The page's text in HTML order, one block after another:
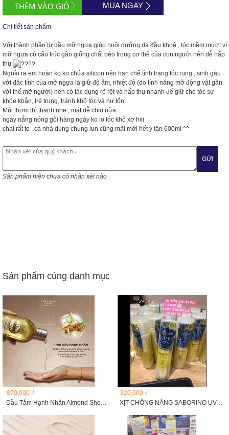
MUA NGAY
Chi tiết sản phẩm
Với thành phần từ dầu mỡ ngựa giúp nuôi dưỡng da đầu khoẻ , tóc mềm mượt vì
mỡ ngựa có cấu trúc gần giống chất béo trong cơ thể của con người nên dễ hấp
thụ
Ngoài ra em hoàn ko ko chứa silicon nên hạn chế tình trạng tóc rụng , sinh gàu
với đặc tính của mỡ ngựa là giữ độ ẩm, nhiệt độ (do tính năng mỡ động vật gần
với thể mỡ người) nên có tác dụng rõ rệt và hấp thụ nhanh để giữ cho tóc sự
khỏe khắn, trẻ trung, tránh khô tóc và hư tổn…
Mùi thơm thì thanh nhẹ , mát dễ chịu nữa
ngày nắng nóng gội hàng ngày ko lo tóc khô xơ hiii
chai rất to , cả nhà dùng chung lun cũng mãi mới hết ý tận 600ml ^^
GỬI
Sản phẩm hiện chưa có nhận xét nào
Sản phẩm cùng danh mục
870,000 ₫
Dầu Tắm Hạnh Nhân Almond Shower Oil 500ml
220,000 ₫
XỊT CHỐNG NẮNG SABORINO UV SPRAY COOL SPF 50 PA++++